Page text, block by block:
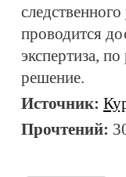
проводится
экспертиза,
решение.
Источник:
Прочтений: